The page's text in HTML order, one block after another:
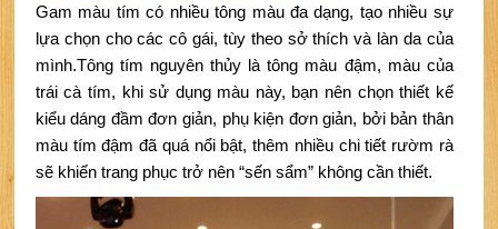
Gam màu tím có nhiều tông màu đa dạng, tạo nhiều sự
lựa chọn cho các cô gái, tùy theo sở thích và làn da của
mình.Tông tím nguyên thủy là tông màu đậm, màu của
trái cà tím, khi sử dụng màu này, bạn nên chọn thiết kế
kiểu dáng đầm đơn giản, phụ kiện đơn giản, bởi bản thân
màu tím đậm đã quá nổi bật, thêm nhiều chi tiết rườm rà
sẽ khiến trang phục trở nên “sến sẩm” không cần thiết.